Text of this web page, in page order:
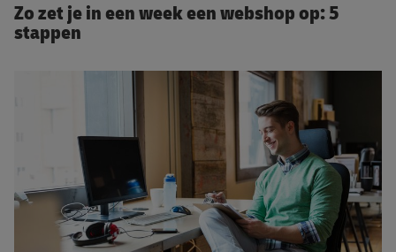
Zo zet je in een week een webshop op: 5
stappen